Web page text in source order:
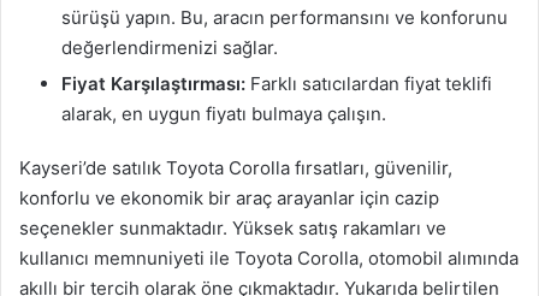
sürüşü yapın. Bu, aracın performansını ve konforunu
değerlendirmenizi sağlar.
Fiyat Karşılaştırması: Farklı satıcılardan fiyat teklifi
alarak, en uygun fiyatı bulmaya çalışın.
Kayseri’de satılık Toyota Corolla fırsatları, güvenilir,
konforlu ve ekonomik bir araç arayanlar için cazip
seçenekler sunmaktadır. Yüksek satış rakamları ve
kullanıcı memnuniyeti ile Toyota Corolla, otomobil alımında
akıllı bir tercih olarak öne çıkmaktadır. Yukarıda belirtilen